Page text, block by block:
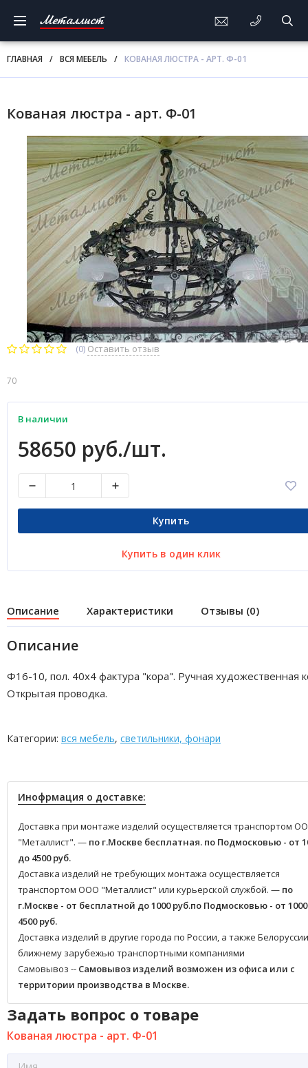
Металлист
ГЛАВНАЯ / ВСЯ МЕБЕЛЬ / КОВАНАЯ ЛЮСТРА - АРТ. Ф-01
Кованая люстра - арт. Ф-01
(0) Оставить отзыв
70
В наличии
58650 руб./шт.
Купить
Купить в один клик
Описание Характеристики Отзывы (0)
Описание
Ф16-10, пол. 40х4 фактура "кора". Ручная художественная
Открытая проводка.
Категории: вся мебель, светильники, фонари
Инофрмация о доставке:
Доставка при монтаже изделий осуществляется транспортом
"Металлист". — по г.Москве бесплатная. по Подмосковью - от
до 4500 руб.
Доставка изделий не требующих монтажа осуществляется
транспортом ООО "Металлист" или курьерской службой. — по
г.Москве - от бесплатной до 1000 руб.по Подмосковью - от
4500 руб.
Доставка изделий в другие города по России, а также
ближнему зарубежью транспортными компаниями
Самовывоз -- Самовывоз изделий возможен из офиса или с
территории производства в Москве.
Задать вопрос о товаре
Кованая люстра - арт. Ф-01